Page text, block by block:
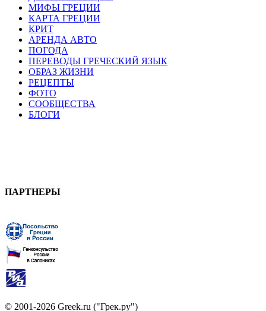
МИФЫ ГРЕЦИИ
КАРТА ГРЕЦИИ
КРИТ
АРЕНДА АВТО
ПОГОДА
ПЕРЕВОДЫ ГРЕЧЕСКИЙ ЯЗЫК
ОБРАЗ ЖИЗНИ
РЕЦЕПТЫ
ФОТО
СООБЩЕСТВА
БЛОГИ
ПАРТНЕРЫ
© 2001-2026 Greek.ru ("Грек.ру")